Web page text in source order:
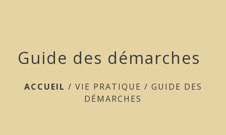
Guide des démarches
ACCUEIL / VIE PRATIQUE / GUIDE DES
DÉMARCHES